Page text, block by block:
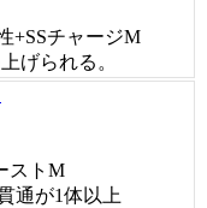
+SSチャージM
げられる。
ストM
通が1体以上